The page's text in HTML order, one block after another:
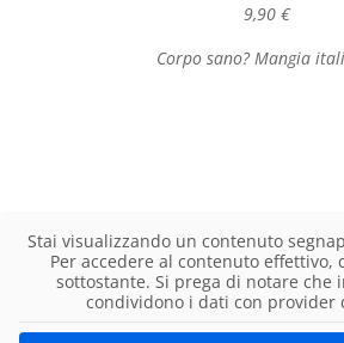
9,90 €
Corpo sano? Mangia
Stai visualizzando un contenuto
Per accedere al contenuto effettivo,
sottostante. Si prega di notare che
condividono i dati con provider